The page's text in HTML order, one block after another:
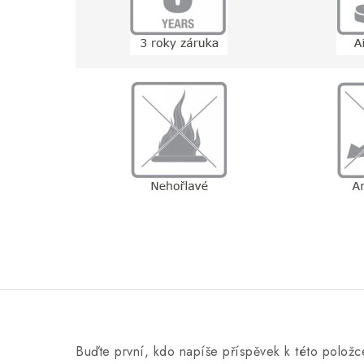
Buďte první, kdo napíše příspěvek k této